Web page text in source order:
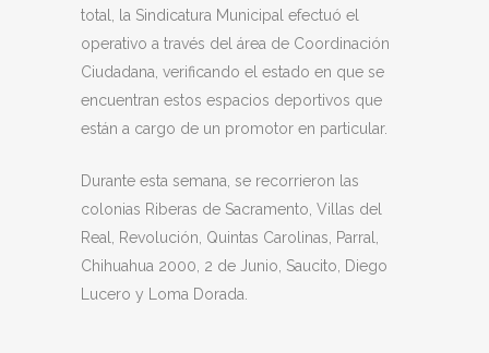
total, la Sindicatura Municipal efectuó el
operativo a través del área de Coordinación
Ciudadana, verificando el estado en que se
encuentran estos espacios deportivos que
están a cargo de un promotor en particular.
Durante esta semana, se recorrieron las
colonias Riberas de Sacramento, Villas del
Real, Revolución, Quintas Carolinas, Parral,
Chihuahua 2000, 2 de Junio, Saucito, Diego
Lucero y Loma Dorada.